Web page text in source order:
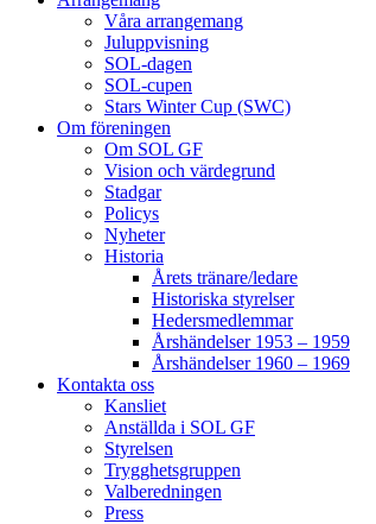
Våra arrangemang
Juluppvisning
SOL-dagen
SOL-cupen
Stars Winter Cup (SWC)
Om föreningen
Om SOL GF
Vision och värdegrund
Stadgar
Policys
Nyheter
Historia
Årets tränare/ledare
Historiska styrelser
Hedersmedlemmar
Årshändelser 1953 – 1959
Årshändelser 1960 – 1969
Kontakta oss
Kansliet
Anställda i SOL GF
Styrelsen
Trygghetsgruppen
Valberedningen
Press